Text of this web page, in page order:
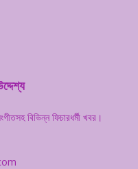
বিভিন্ন ফিচারধর্মী খবর।